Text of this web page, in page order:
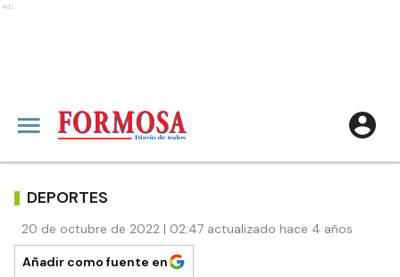
Ads
DEPORTES
20 de octubre de 2022 | 02:47 actualizado hace 4 años
Añadir como fuente en